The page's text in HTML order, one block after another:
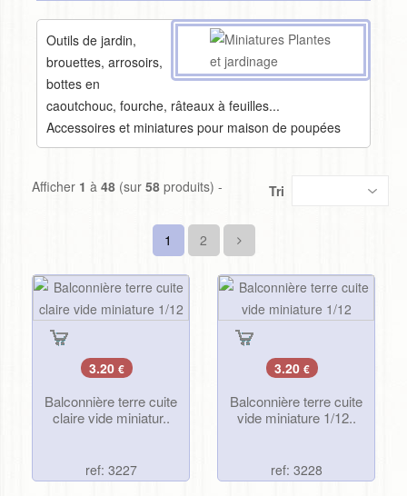
Outils de jardin,
brouettes, arrosoirs,
bottes en
caoutchouc, fourche, râteaux à feuilles...
Accessoires et miniatures pour maison de poupées
Tri
Afficher 1 à 48 (sur 58 produits) -
1 2
3.20 €
Balconnière terre cuite
claire vide miniatur..
ref: 3227
3.20 €
Balconnière terre cuite
vide miniature 1/12..
ref: 3228